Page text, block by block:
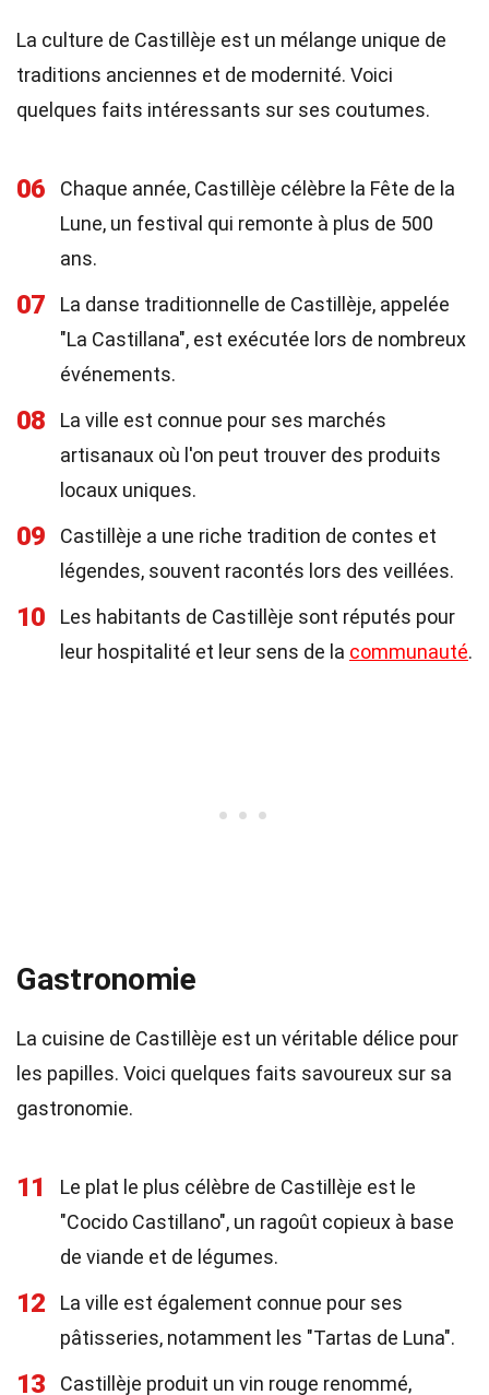
La culture de Castillèje est un mélange unique de
traditions anciennes et de modernité. Voici
quelques faits intéressants sur ses coutumes.
06
Chaque année, Castillèje célèbre la Fête de la
Lune, un festival qui remonte à plus de 500
ans.
07
La danse traditionnelle de Castillèje, appelée
"La Castillana", est exécutée lors de nombreux
événements.
08
La ville est connue pour ses marchés
artisanaux où l'on peut trouver des produits
locaux uniques.
09
Castillèje a une riche tradition de contes et
légendes, souvent racontés lors des veillées.
10
Les habitants de Castillèje sont réputés pour
leur hospitalité et leur sens de la communauté.
Gastronomie
La cuisine de Castillèje est un véritable délice pour
les papilles. Voici quelques faits savoureux sur sa
gastronomie.
11
Le plat le plus célèbre de Castillèje est le
"Cocido Castillano", un ragoût copieux à base
de viande et de légumes.
12
La ville est également connue pour ses
pâtisseries, notamment les "Tartas de Luna".
13 Castillèje produit un vin rouge renommé,